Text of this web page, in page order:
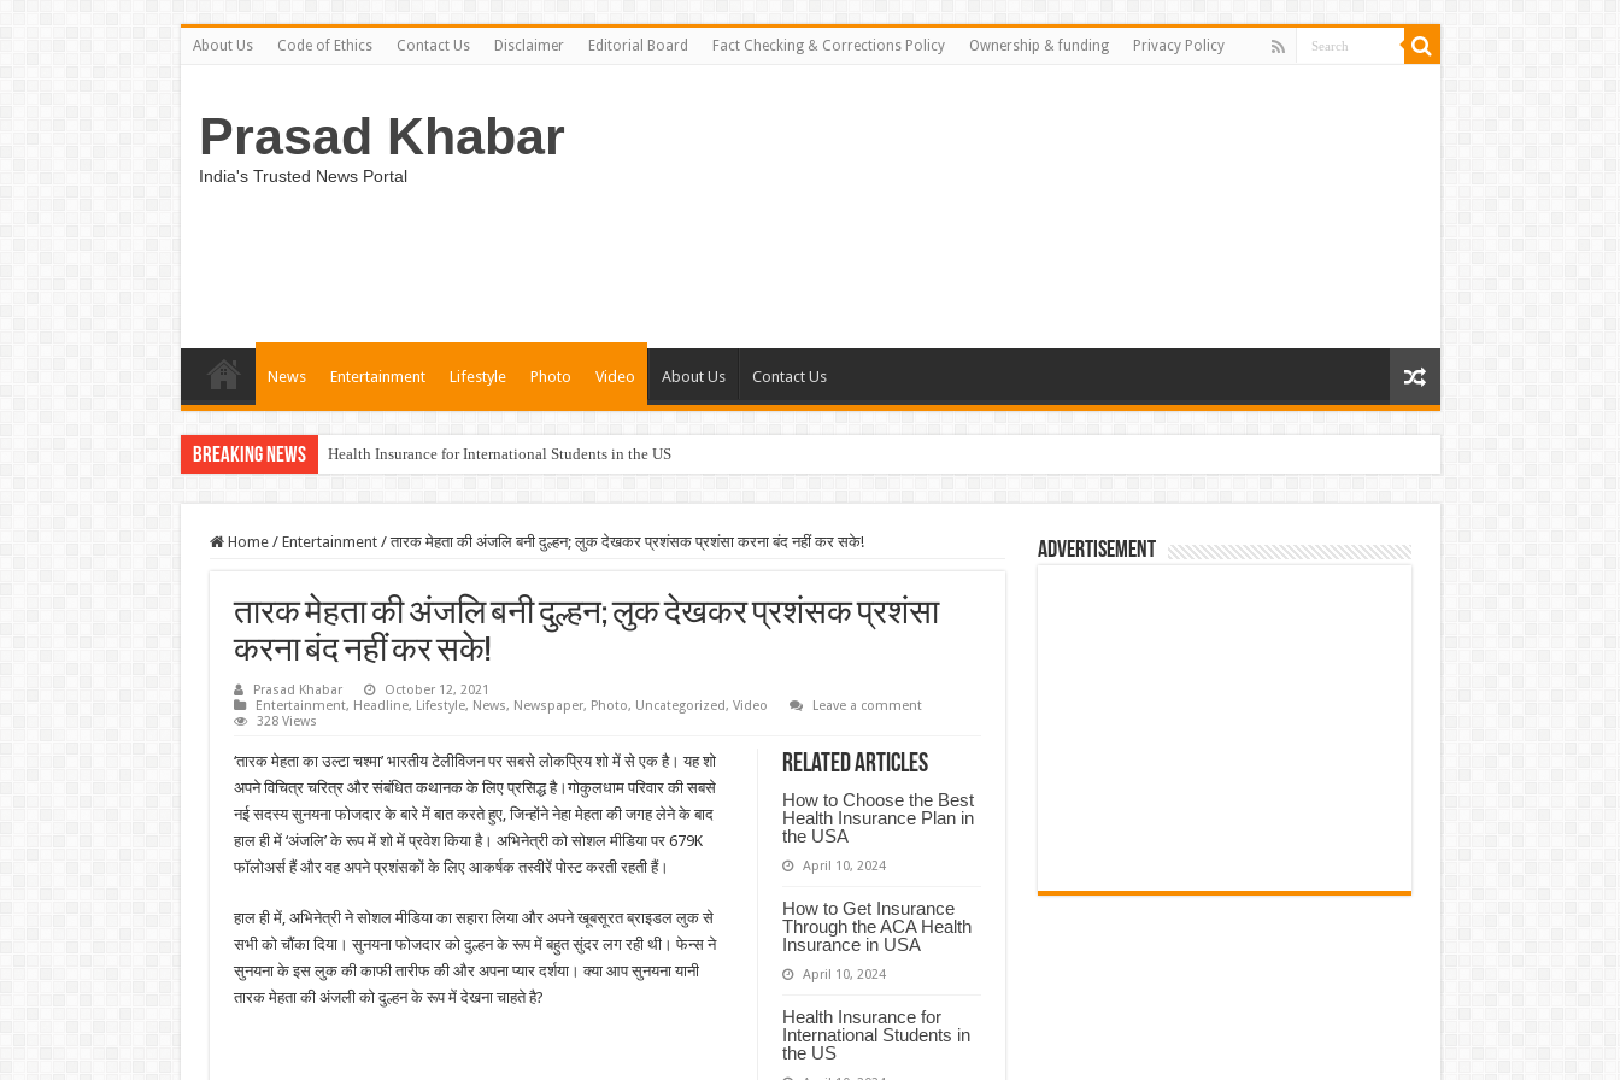
About Us Code of Ethics Contact Us Disclaimer Editorial Board Fact Checking & Corrections Policy Ownership & funding Privacy Policy
Prasad Khabar
India's Trusted News Portal
News Entertainment Lifestyle Photo Video About Us Contact Us
Breaking News Health Insurance for International Students in the US
Home / Entertainment / तारक मेहता की अंजलि बनी दुल्हन; लुक देखकर प्रशंसक प्रशंसा करना बंद नहीं कर सके!
तारक मेहता की अंजलि बनी दुल्हन; लुक देखकर प्रशंसक प्रशंसा
करना बंद नहीं कर सके!
Prasad Khabar
October 12, 2021
Entertainment, Headline, Lifestyle, News, Newspaper, Photo, Uncategorized, Video
Leave a comment
328 Views
Related Articles
How to Choose the Best
Health Insurance Plan in
the USA
April 10, 2024
How to Get Insurance
Through the ACA Health
Insurance in USA
April 10, 2024
Health Insurance for
International Students in
the US
‘तारक मेहता का उल्टा चश्मा’ भारतीय टेलीविजन पर सबसे लोकप्रिय शो में से एक है। यह शो
अपने विचित्र चरित्र और संबंधित कथानक के लिए प्रसिद्ध है।गोकुलधाम परिवार की सबसे
नई सदस्य सुनयना फोजदार के बारे में बात करते हुए, जिन्होंने नेहा मेहता की जगह लेने के बाद
हाल ही में ‘अंजलि’ के रूप में शो में प्रवेश किया है। अभिनेत्री को सोशल मीडिया पर 679K
फॉलोअर्स हैं और वह अपने प्रशंसकों के लिए आकर्षक तस्वीरें पोस्ट करती रहती हैं।
हाल ही में, अभिनेत्री ने सोशल मीडिया का सहारा लिया और अपने खूबसूरत ब्राइडल लुक से
सभी को चौंका दिया। सुनयना फोजदार को दुल्हन के रूप में बहुत सुंदर लग रही थी। फेन्स ने
सुनयना के इस लुक की काफी तारीफ की और अपना प्यार दर्शया। क्या आप सुनयना यानी
तारक मेहता की अंजली को दुल्हन के रूप में देखना चाहते है?
Advertisement